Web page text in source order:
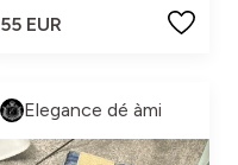
55 EUR
Elegance dé àmi